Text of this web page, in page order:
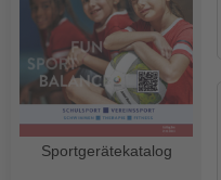
Sportgerätekatalog